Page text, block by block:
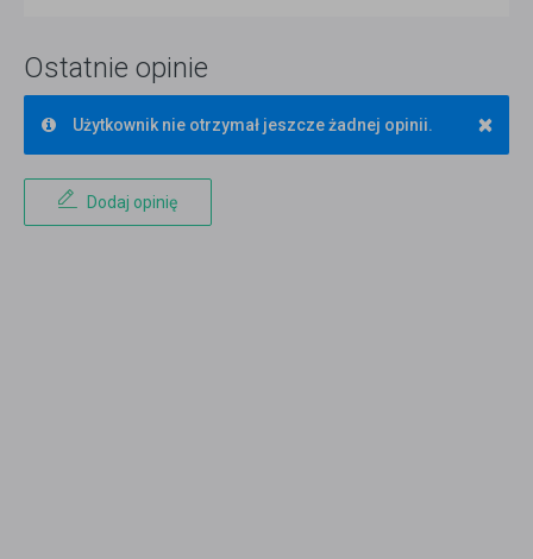
Ostatnie opinie
×
Użytkownik nie otrzymał jeszcze żadnej opinii.
Dodaj opinię